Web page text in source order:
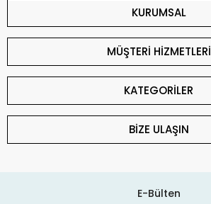
KURUMSAL
MÜŞTERİ HİZMETLERİ
KATEGORİLER
BİZE ULAŞIN
E-Bülten